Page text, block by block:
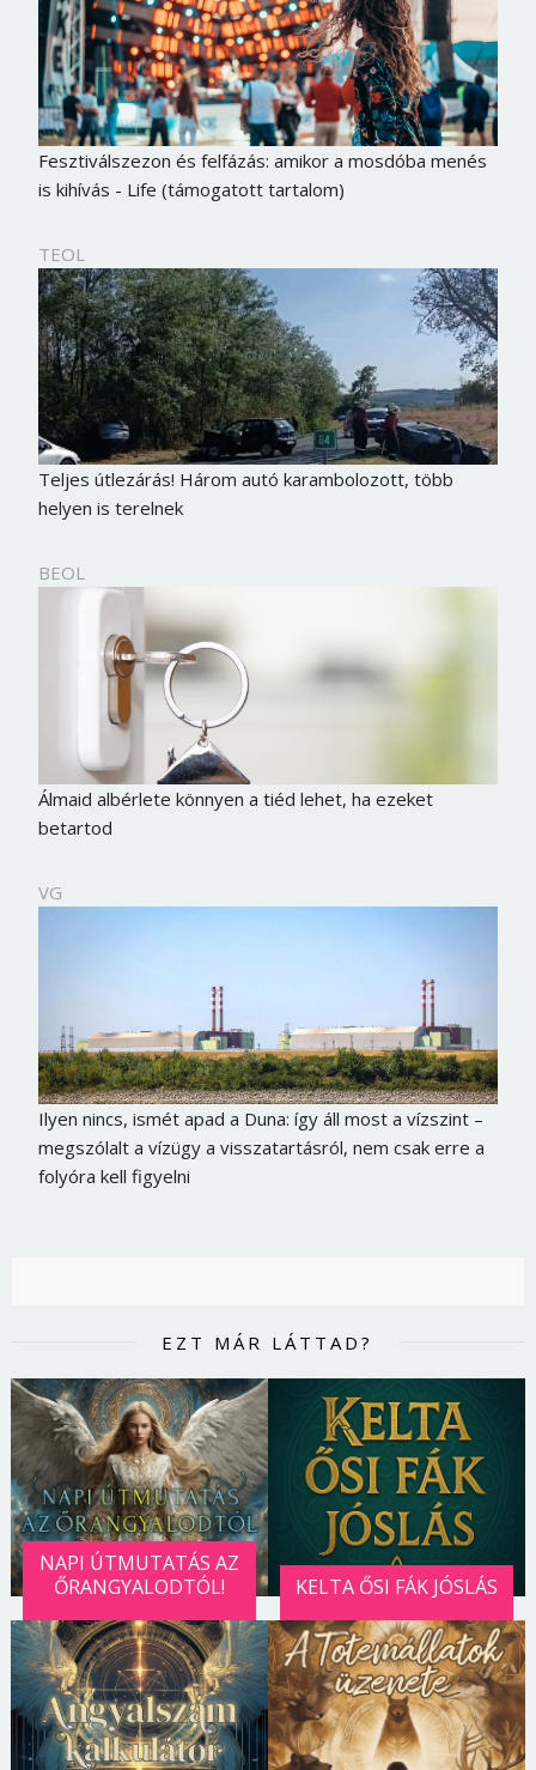
Fesztiválszezon és felfázás: amikor a mosdóba menés
is kihívás - Life (támogatott tartalom)
TEOL
Teljes útlezárás! Három autó karambolozott, több
helyen is terelnek
BEOL
Álmaid albérlete könnyen a tiéd lehet, ha ezeket
betartod
VG
Ilyen nincs, ismét apad a Duna: így áll most a vízszint –
megszólalt a vízügy a visszatartásról, nem csak erre a
folyóra kell figyelni
EZT MÁR LÁTTAD?
NAPI ÚTMUTATÁS AZ
ŐRANGYALODTÓL!
KELTA ŐSI FÁK JÓSLÁS
Jelszó
Mégse Bejelentkezés